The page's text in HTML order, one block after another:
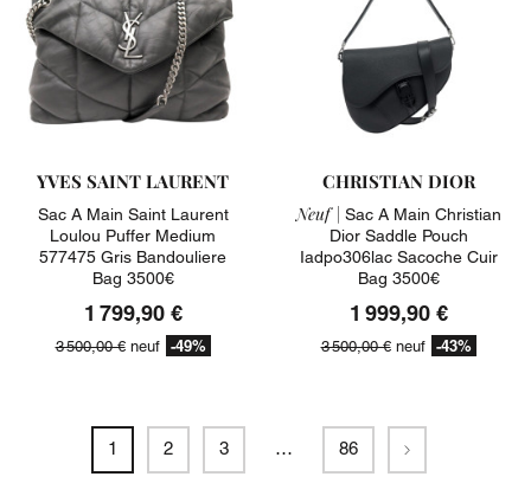
YVES SAINT LAURENT
Sac A Main Saint Laurent
Loulou Puffer Medium
577475 Gris Bandouliere
Bag 3500€
1 799,90 €
3 500,00 €neuf -49%
CHRISTIAN DIOR
Neuf | Sac A Main Christian
Dior Saddle Pouch
Iadpo306lac Sacoche Cuir
Bag 3500€
1 999,90 €
3 500,00 €neuf -43%
1 2 3 … 86 Suivant